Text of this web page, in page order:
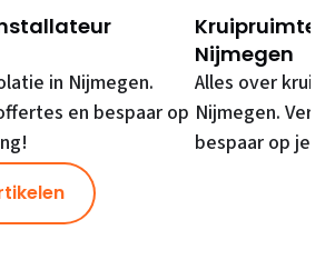
in Nijmegen.
en bespaar op
Kruipruimte
Nijmegen
Alles over
Nijmegen.
bespaar op je